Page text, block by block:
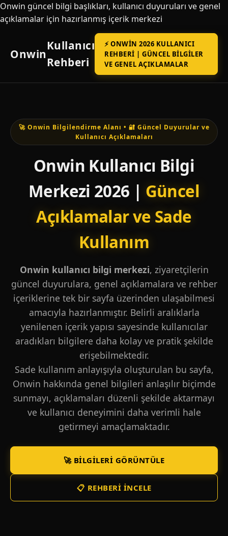
Onwin güncel bilgi başlıkları, kullanıcı duyuruları ve genel
açıklamalar için hazırlanmış içerik merkezi
Onwin
Kullanıcı
Rehberi
⚡ ONWIN 2026 KULLANICI
REHBERI | GÜNCEL BILGILER
VE GENEL AÇIKLAMALAR
🚀 Onwin Bilgilendirme Alanı • 🔐 Güncel Duyurular ve
Kullanıcı Açıklamaları
Onwin Kullanıcı Bilgi
Merkezi 2026 | Güncel
Açıklamalar ve Sade
Kullanım
Onwin kullanıcı bilgi merkezi, ziyaretçilerin
güncel duyurulara, genel açıklamalara ve rehber
içeriklerine tek bir sayfa üzerinden ulaşabilmesi
amacıyla hazırlanmıştır. Belirli aralıklarla
yenilenen içerik yapısı sayesinde kullanıcılar
aradıkları bilgilere daha kolay ve pratik şekilde
erişebilmektedir.
Sade kullanım anlayışıyla oluşturulan bu sayfa,
Onwin hakkında genel bilgileri anlaşılır biçimde
sunmayı, açıklamaları düzenli şekilde aktarmayı
ve kullanıcı deneyimini daha verimli hale
getirmeyi amaçlamaktadır.
🚀 BILGILERI GÖRÜNTÜLE
📋 REHBERI İNCELE